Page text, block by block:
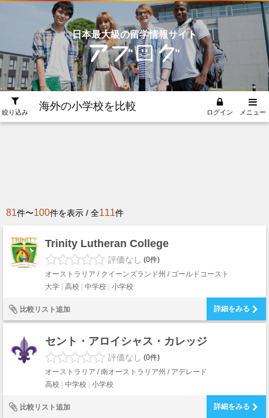
日本最大級の留学情報サイト
絞り込み 海外の小学校を比較 ログイン メニュー
81件〜100件を表示 / 全111件
Trinity Lutheran College
評価なし (0件)
オーストラリア / クイーンズランド州 / ゴールドコースト
大学
高校 中学校 小学校
比較リスト追加 詳細をみる
セント・アロイシャス・カレッジ
評価なし (0件)
オーストラリア / 南オーストラリア州 / アデレード
高校
中学校 小学校
比較リスト追加 詳細をみる